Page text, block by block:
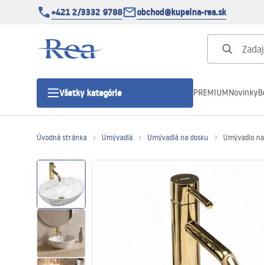
+421 2/3332 9788 obchod@kupelna-rea.sk
Všetky kategórie
Sprchové dvere
Sprchové vaničky
Sprchové žľaby
PREMIUMNovinky
Úvodná stránka Umývadlá Umývadlá na dosku Umývadlo